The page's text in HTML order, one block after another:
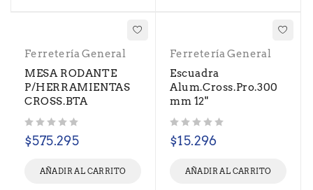
Ferretería General
MESA RODANTE
P/HERRAMIENTAS
CROSS.BTA
$575.295
AÑADIR AL CARRITO
Ferretería General
Escuadra
Alum.Cross.Pro.300
mm 12"
$15.296
AÑADIR AL CARRITO